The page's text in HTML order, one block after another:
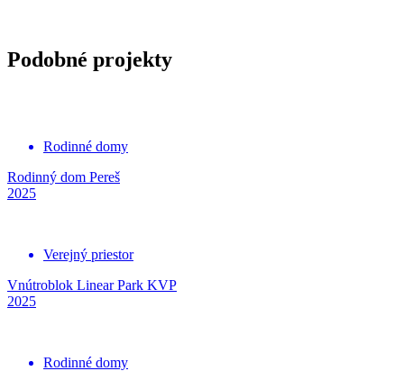
Podobné projekty
Rodinné domy
Rodinný dom Pereš
2025
Verejný priestor
Vnútroblok Linear Park KVP
2025
Rodinné domy